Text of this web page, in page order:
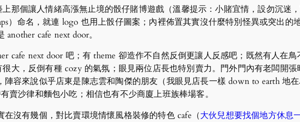
那個讓人情緒高漲無止境的骰仔賭博遊戲（溫馨提示：小賭宜情，設勿沉迷
）命名，就連 logo 也用上骰仔圖案；內裡佈置其實沒什麼特別怪異或突出的
cafe next door。
cafe next door 吧；有 theme 卻造作不自然反倒更讓人反感吧；既然有人在
大，反倒有種 cozy 的氣氛；眼見兩位店長也特別賣力。門外門內有老闆開
陣容來說似乎店東是陳志雲和陶傑的朋友（我眼見店長一樣 down to earth 地
賣沙律和麵包小吃；相信也有不少商廈上班族棒場客。
沒有幾個，對比賣環境情懷風格裝修的特色 cafe（大伙兒想要找個地方休息